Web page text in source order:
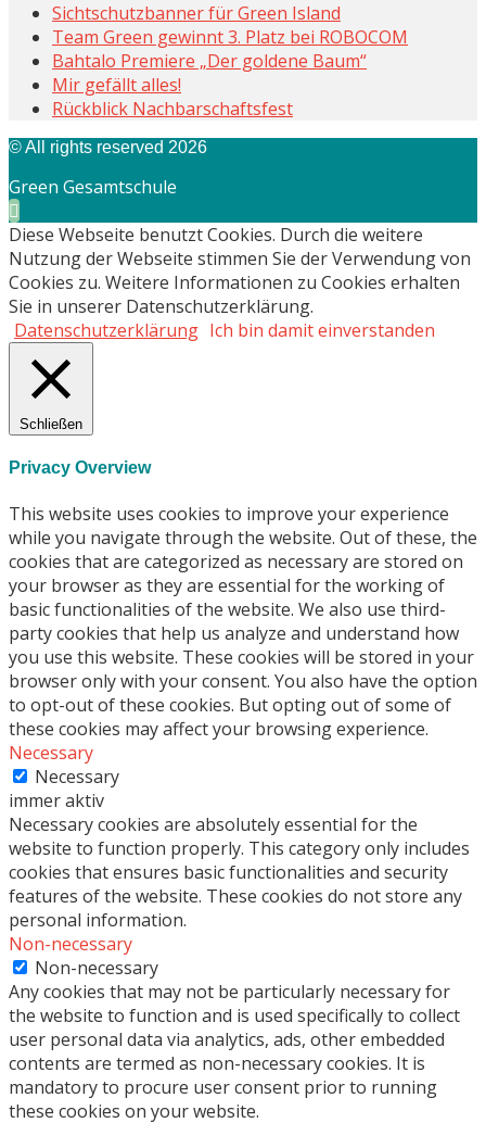
Sichtschutzbanner für Green Island
Team Green gewinnt 3. Platz bei ROBOCOM
Bahtalo Premiere „Der goldene Baum“
Mir gefällt alles!
Rückblick Nachbarschaftsfest
© All rights reserved 2026
Green Gesamtschule
Diese Webseite benutzt Cookies. Durch die weitere
Nutzung der Webseite stimmen Sie der Verwendung von
Cookies zu. Weitere Informationen zu Cookies erhalten
Sie in unserer Datenschutzerklärung.
Datenschutzerklärung Ich bin damit einverstanden
Schließen
Privacy Overview
This website uses cookies to improve your experience
while you navigate through the website. Out of these, the
cookies that are categorized as necessary are stored on
your browser as they are essential for the working of
basic functionalities of the website. We also use third-
party cookies that help us analyze and understand how
you use this website. These cookies will be stored in your
browser only with your consent. You also have the option
to opt-out of these cookies. But opting out of some of
these cookies may affect your browsing experience.
Necessary
Necessary
immer aktiv
Necessary cookies are absolutely essential for the
website to function properly. This category only includes
cookies that ensures basic functionalities and security
features of the website. These cookies do not store any
personal information.
Non-necessary
Non-necessary
Any cookies that may not be particularly necessary for
the website to function and is used specifically to collect
user personal data via analytics, ads, other embedded
contents are termed as non-necessary cookies. It is
mandatory to procure user consent prior to running
these cookies on your website.